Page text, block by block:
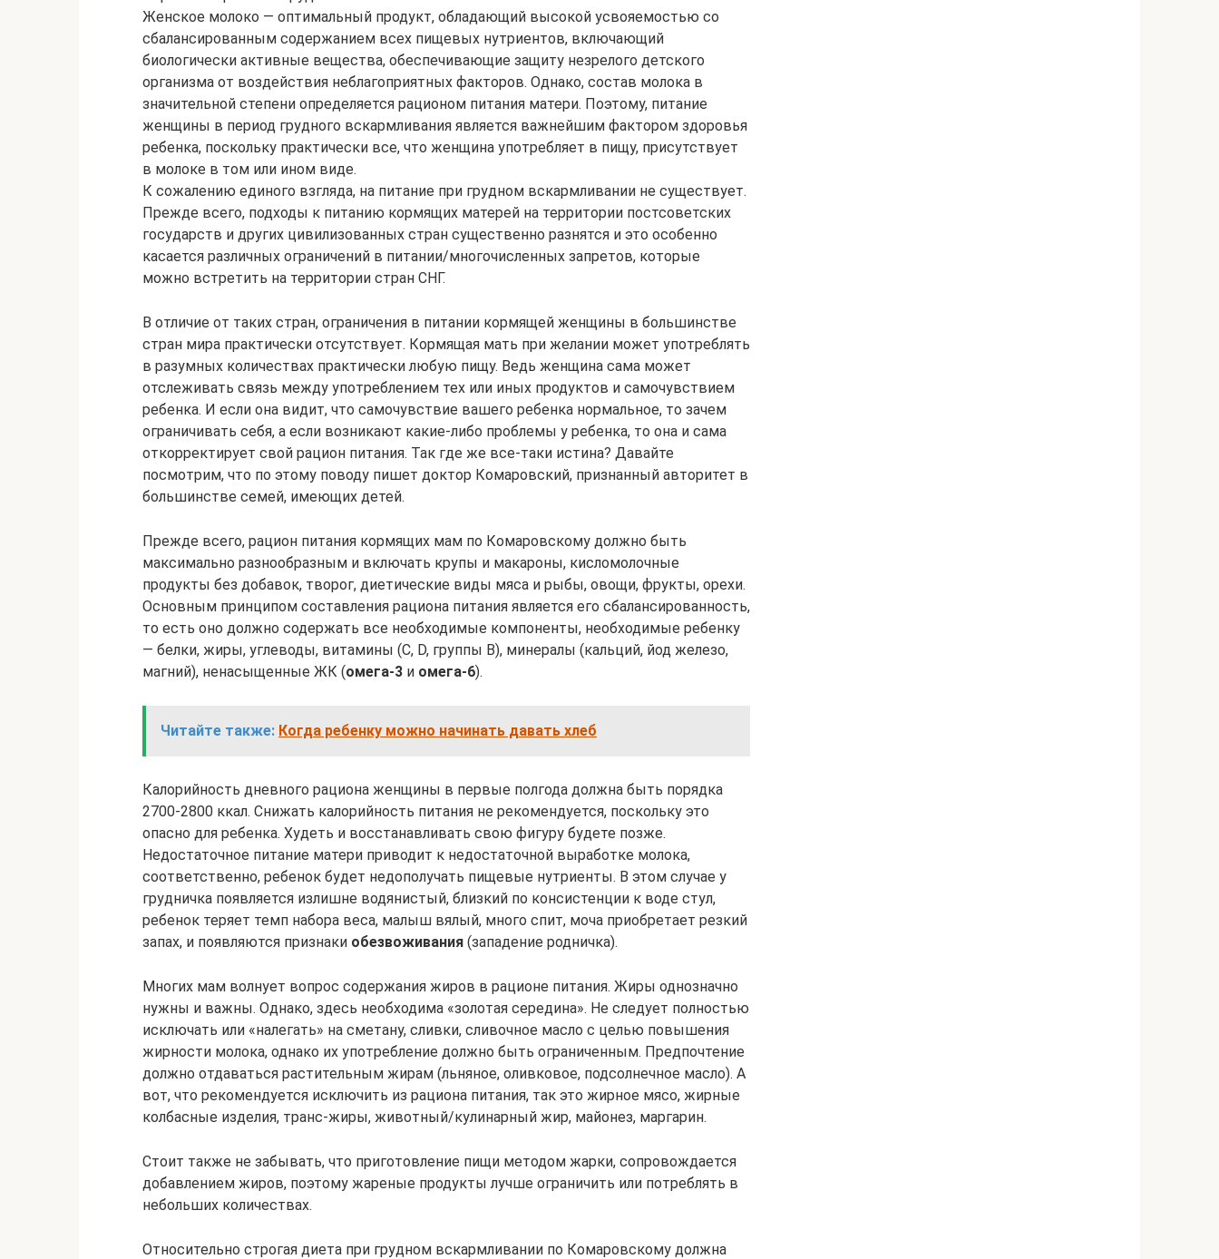
Женское молоко — оптимальный продукт, обладающий высокой усвояемостью со
сбалансированным содержанием всех пищевых нутриентов, включающий
биологически активные вещества, обеспечивающие защиту незрелого детского
организма от воздействия неблагоприятных факторов. Однако, состав молока в
значительной степени определяется рационом питания матери. Поэтому, питание
женщины в период грудного вскармливания является важнейшим фактором здоровья
ребенка, поскольку практически все, что женщина употребляет в пищу, присутствует
в молоке в том или ином виде.
К сожалению единого взгляда, на питание при грудном вскармливании не существует.
Прежде всего, подходы к питанию кормящих матерей на территории постсоветских
государств и других цивилизованных стран существенно разнятся и это особенно
касается различных ограничений в питании/многочисленных запретов, которые
можно встретить на территории стран СНГ.
В отличие от таких стран, ограничения в питании кормящей женщины в большинстве
стран мира практически отсутствует. Кормящая мать при желании может употреблять
в разумных количествах практически любую пищу. Ведь женщина сама может
отслеживать связь между употреблением тех или иных продуктов и самочувствием
ребенка. И если она видит, что самочувствие вашего ребенка нормальное, то зачем
ограничивать себя, а если возникают какие-либо проблемы у ребенка, то она и сама
откорректирует свой рацион питания. Так где же все-таки истина? Давайте
посмотрим, что по этому поводу пишет доктор Комаровский, признанный авторитет в
большинстве семей, имеющих детей.
Прежде всего, рацион питания кормящих мам по Комаровскому должно быть
максимально разнообразным и включать крупы и макароны, кисломолочные
продукты без добавок, творог, диетические виды мяса и рыбы, овощи, фрукты, орехи.
Основным принципом составления рациона питания является его сбалансированность,
то есть оно должно содержать все необходимые компоненты, необходимые ребенку
— белки, жиры, углеводы, витамины (С, D, группы В), минералы (кальций, йод железо,
магний), ненасыщенные ЖК (омега-3 и омега-6).
Читайте также: Когда ребенку можно начинать давать хлеб
Калорийность дневного рациона женщины в первые полгода должна быть порядка
2700-2800 ккал. Снижать калорийность питания не рекомендуется, поскольку это
опасно для ребенка. Худеть и восстанавливать свою фигуру будете позже.
Недостаточное питание матери приводит к недостаточной выработке молока,
соответственно, ребенок будет недополучать пищевые нутриенты. В этом случае у
грудничка появляется излишне водянистый, близкий по консистенции к воде стул,
ребенок теряет темп набора веса, малыш вялый, много спит, моча приобретает резкий
запах, и появляются признаки обезвоживания (западение родничка).
Многих мам волнует вопрос содержания жиров в рационе питания. Жиры однозначно
нужны и важны. Однако, здесь необходима «золотая середина». Не следует полностью
исключать или «налегать» на сметану, сливки, сливочное масло с целью повышения
жирности молока, однако их употребление должно быть ограниченным. Предпочтение
должно отдаваться растительным жирам (льняное, оливковое, подсолнечное масло). А
вот, что рекомендуется исключить из рациона питания, так это жирное мясо, жирные
колбасные изделия, транс-жиры, животный/кулинарный жир, майонез, маргарин.
Стоит также не забывать, что приготовление пищи методом жарки, сопровождается
добавлением жиров, поэтому жареные продукты лучше ограничить или потреблять в
небольших количествах.
Относительно строгая диета при грудном вскармливании по Комаровскому должна